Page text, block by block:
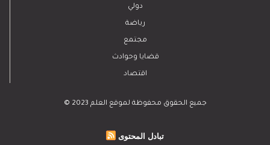
دولي
رياضة
مجتمع
قضايا وحوادث
اقتصاد
© 2023 جميع الحقوق محفوظة لموقع العلم
تبادل المحتوى